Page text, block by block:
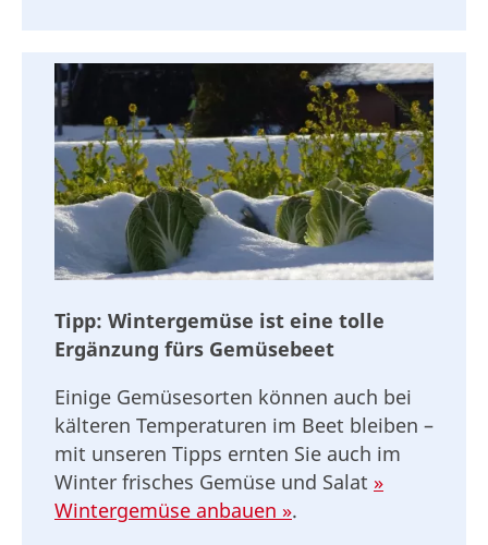
Tipp: Wintergemüse ist eine tolle
Ergänzung fürs Gemüsebeet
Einige Gemüsesorten können auch bei
kälteren Temperaturen im Beet bleiben –
mit unseren Tipps ernten Sie auch im
Winter frisches Gemüse und Salat »
Wintergemüse anbauen ».